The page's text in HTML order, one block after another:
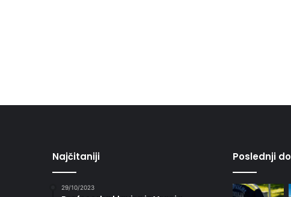
Najčitaniji
29/10/2023
Poslednji